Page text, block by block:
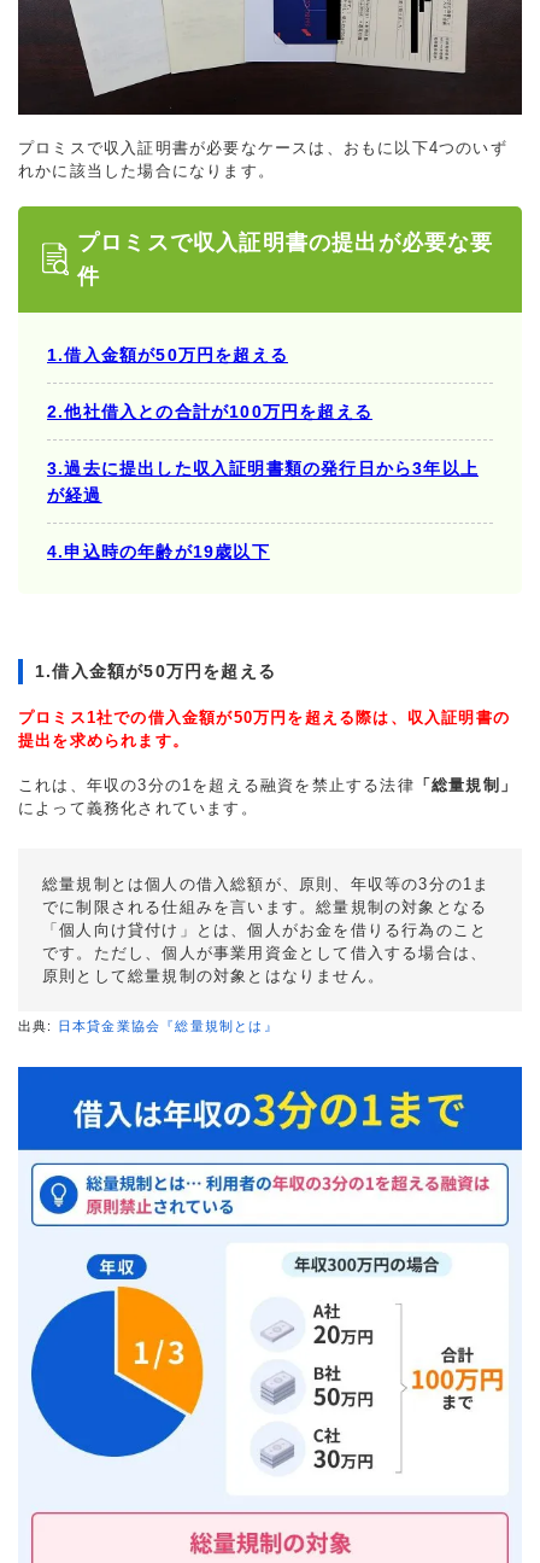
プロミスで収入証明書が必要なケースは、おもに以下4つのいず
れかに該当した場合になります。
プロミスで収入証明書の提出が必要な要
件
1.借入金額が50万円を超える
2.他社借入との合計が100万円を超える
3.過去に提出した収入証明書類の発行日から3年以上
が経過
4.申込時の年齢が19歳以下
1.借入金額が50万円を超える
プロミス1社での借入金額が50万円を超える際は、収入証明書の
提出を求められます。
これは、年収の3分の1を超える融資を禁止する法律 「総量規制」
によって義務化されています。
総量規制とは個人の借入総額が、原則、年収等の3分の1ま
でに制限される仕組みを言います。総量規制の対象となる
「個人向け貸付け」とは、個人がお金を借りる行為のこと
です。ただし、個人が事業用資金として借入する場合は、
原則として総量規制の対象とはなりません。
出典: 日本貸金業協会『総量規制とは』